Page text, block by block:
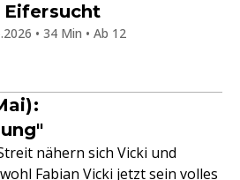
• 34 Min • Ab 12
nähern sich Vicki und
Fabian Vicki jetzt sein volles